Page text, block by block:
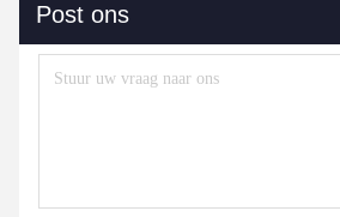
Post ons